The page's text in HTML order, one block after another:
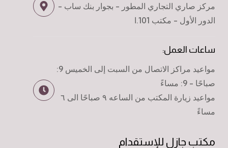
مركز صاري التجاري المطور - بجوار بنك ساب -
الدور الأول - مكتب 101.ا
ساعات العمل:
مواعيد مراكز الاتصال من السبت إلى الخميس 9:
صباحًا - 9: مساءً
مواعيد زيارة المكتب من الساعه ٩ صباحًا الى ٦
مساءً
مكتب جازل للإستقدام